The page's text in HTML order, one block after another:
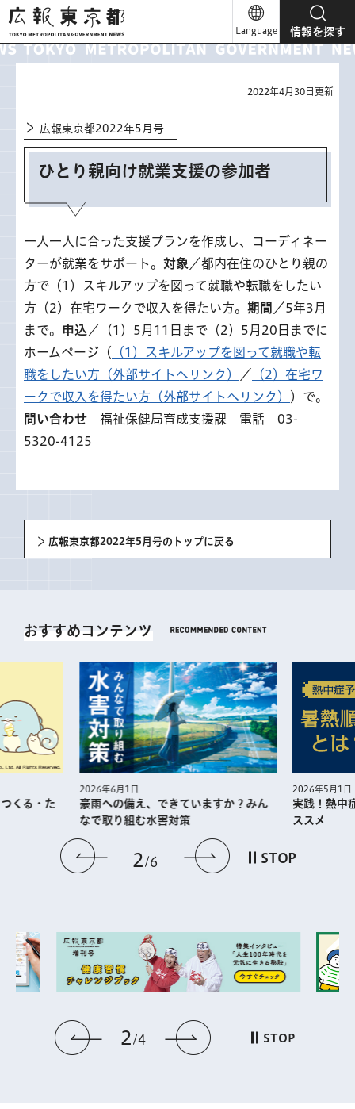
広報東京都
Language 情報を探す
2022年4月30日更新
広報東京都2022年5月号
ひとり親向け就業支援の参加者
一人一人に合った支援プランを作成し、コーディネー
ターが就業をサポート。 対象 ／都内在住のひとり親の
方で（1）スキルアップを図って就職や転職をしたい
方（2）在宅ワークで収入を得たい方。 期間 ／5年3月
まで。
申込 ／（1）5月11日まで（2）5月20日までに
ホームページ（
（1）スキルアップを図って就職や転
職をしたい方（外部サイトへリンク）
／
（2）在宅ワ
ークで収入を得たい方（外部サイトへリンク）
）で。
問い合わせ 福祉保健局育成支援課 電話 03-
5320-4125
広報東京都2022年5月号のトップに戻る
おすすめコンテンツ
前のスライドを表示
2 6 次のスライドを
STOP
くる・た
2026年6月1日
豪雨への備え、できていますか？みん
なで取り組む水害対策
2026年5月1日
実践！熱中
ススメ
前のスライドを表示
2 4 次のスライドを表
STOP